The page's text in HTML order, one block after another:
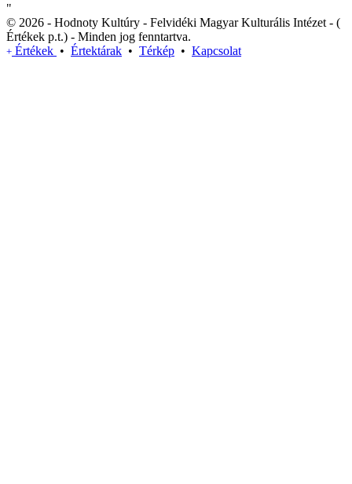
"
© 2026 - Hodnoty Kultúry - Felvidéki Magyar Kulturális Intézet - (
Értékek p.t.) - Minden jog fenntartva.
+ Értékek • Értektárak • Térkép • Kapcsolat